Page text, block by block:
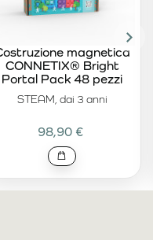
STEAM, dai 3 anni
magnetica
CONNETIX® Bright
Portal Pack 48 pezzi
98,90 €